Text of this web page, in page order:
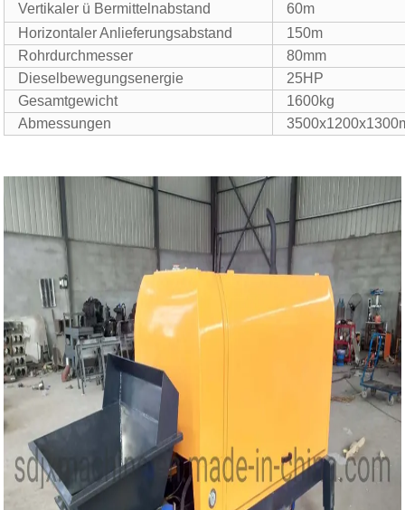
Vertikaler ü Bermittelnabstand
60m
Horizontaler Anlieferungsabstand
150m
Rohrdurchmesser
80mm
Dieselbewegungsenergie
25HP
Gesamtgewicht
1600kg
Abmessungen